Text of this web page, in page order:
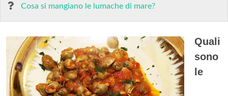
Cosa si mangiano le lumache di mare?
Quali
sono
le